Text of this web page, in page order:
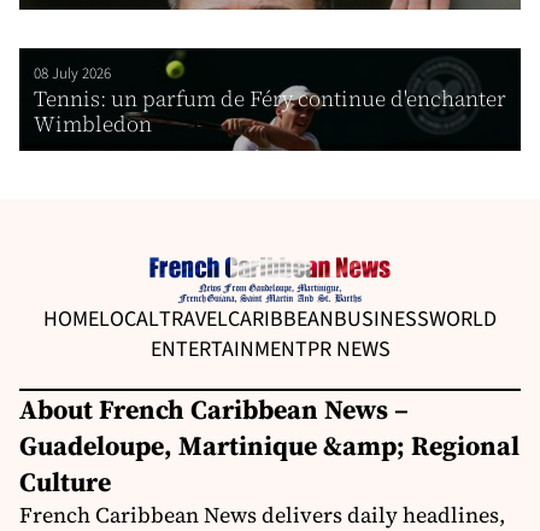
08 July 2026
Tennis: un parfum de Féry continue d'enchanter
Wimbledon
HOMELOCALTRAVELCARIBBEANBUSINESSWORLD
ENTERTAINMENTPR NEWS
About French Caribbean News –
Guadeloupe, Martinique &amp; Regional
Culture
French Caribbean News delivers daily headlines,